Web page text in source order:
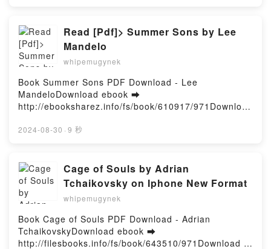
Building, Customizing, Managing and Operating
Android System Services / Edition 1 G. Meike,
Lawrence Schiefer Audiobook, Inside the Android
OS: Building, Customizing, Managing and Operating
Lawrence Schiefer VK, Inside the Android OS:
Building, Customizing, Managing and Operating
Android System Services / Edition 1 G. Meike,
Building, Customizing, Managing and Operating
Building, Customizing, Managing and Operating
Android System Services / Edition 1 G. Meike,
Lawrence Schiefer Free DownloadPowered by
Firstory Hosting
Audiobook, The Yellow Bus Loren Long VK, The
Yellow Bus Loren Long Kindle, The Yellow Bus Loren
Long Epub VK, The Yellow Bus Loren Long Free
DownloadPowered by Firstory Hosting
Read [Pdf]> Summer Sons by Lee
Mandelo
whipemugynek
Book Summer Sons PDF Download - Lee
MandeloDownload ebook ➡
http://ebooksharez.info/fs/book/610917/971Download
Mobi) by Lee MandeloSummer Sons Lee Mandelo
Mandelo Audiobook, Summer Sons Lee Mandelo VK,
Summer Sons Lee Mandelo Kindle, Summer Sons
Lee Mandelo Epub VK, Summer Sons Lee Mandelo
Free DownloadPowered by Firstory Hosting
2024-08-30 · 9 秒
Cage of Souls by Adrian
Tchaikovsky on Iphone New Format
whipemugynek
Book Cage of Souls PDF Download - Adrian
TchaikovskyDownload ebook ➡
http://filesbooks.info/fs/book/643510/971Download or